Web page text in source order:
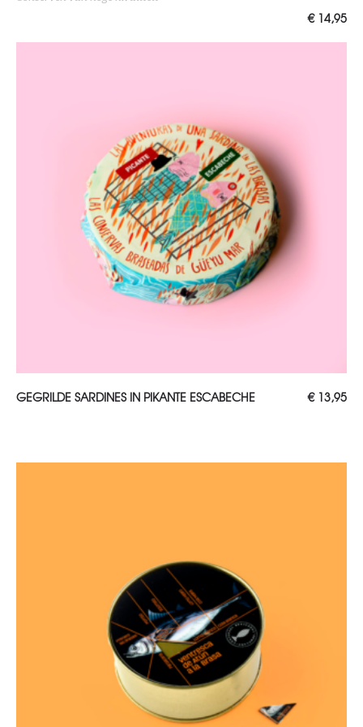
€14,95
TOEVOEGEN AAN WINKELWAGEN
GEGRILDE SARDINES IN PIKANTE ESCABECHE €13,95